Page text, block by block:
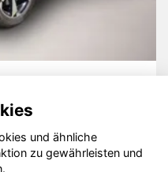
2020 - 2026
und ähnliche
zu gewährleisten und